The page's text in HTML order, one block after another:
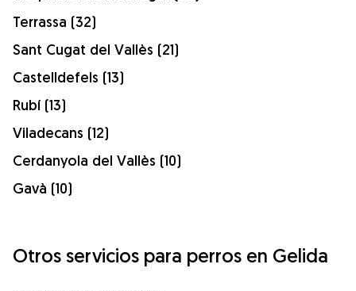
Terrassa (32)
Sant Cugat del Vallès (21)
Castelldefels (13)
Rubí (13)
Viladecans (12)
Cerdanyola del Vallès (10)
Gavà (10)
Otros servicios para perros en Gelida